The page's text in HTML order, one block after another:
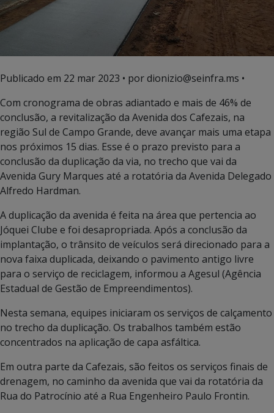
Publicado em 22 mar 2023 • por dionizio@seinfra.ms •
Com cronograma de obras adiantado e mais de 46% de
conclusão, a revitalização da Avenida dos Cafezais, na
região Sul de Campo Grande, deve avançar mais uma etapa
nos próximos 15 dias. Esse é o prazo previsto para a
conclusão da duplicação da via, no trecho que vai da
Avenida Gury Marques até a rotatória da Avenida Delegado
Alfredo Hardman.
A duplicação da avenida é feita na área que pertencia ao
Jóquei Clube e foi desapropriada. Após a conclusão da
implantação, o trânsito de veículos será direcionado para a
nova faixa duplicada, deixando o pavimento antigo livre
para o serviço de reciclagem, informou a Agesul (Agência
Estadual de Gestão de Empreendimentos).
Nesta semana, equipes iniciaram os serviços de calçamento
no trecho da duplicação. Os trabalhos também estão
concentrados na aplicação de capa asfáltica.
Em outra parte da Cafezais, são feitos os serviços finais de
drenagem, no caminho da avenida que vai da rotatória da
Rua do Patrocínio até a Rua Engenheiro Paulo Frontin.